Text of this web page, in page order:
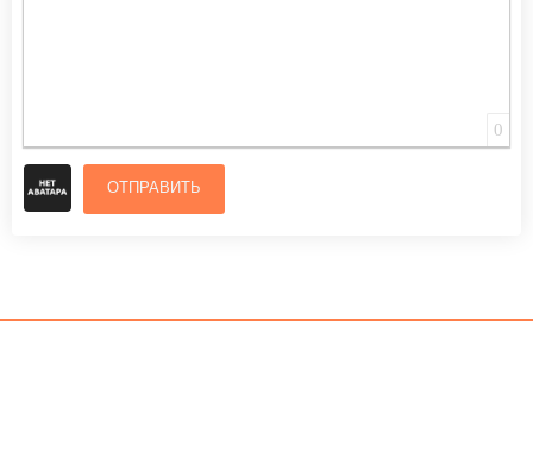
0
ОТПРАВИТЬ